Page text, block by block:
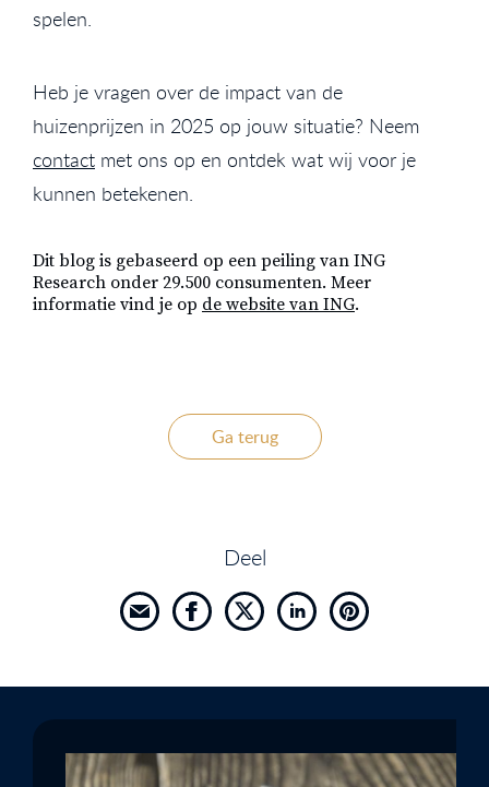
spelen.
Heb je vragen over de impact van de
huizenprijzen in 2025 op jouw situatie? Neem
contact met ons op en ontdek wat wij voor je
kunnen betekenen.
Dit blog is gebaseerd op een peiling van ING
Research onder 29.500 consumenten. Meer
informatie vind je op de website van ING.
Ga terug
Deel